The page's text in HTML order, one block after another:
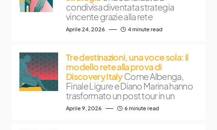
condivisa diventata strategia
vincente grazie alla rete
Aprile 24, 2026 4 minute read
Tre destinazioni, una voce sola: il
modello rete alla prova di
Discovery Italy Come Albenga,
Finale Ligure e Diano Marina hanno
trasformato un post tour in un
Aprile 9, 2026 6 minute read